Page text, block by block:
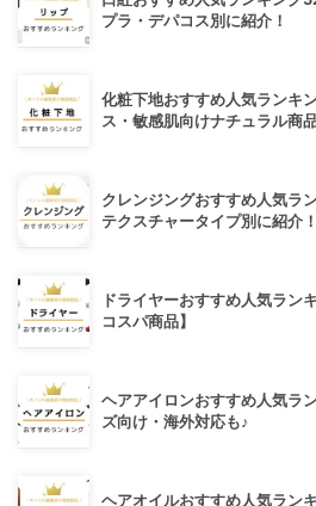
プラ・デパコス別に紹介！
化粧下地おすすめ人気ランキ
ス・敏感肌向けナチュラル商
クレンジングおすすめ人気ラ
テクスチャータイプ別に紹介！
ドライヤーおすすめ人気ラン
コスパ商品】
ヘアアイロンおすすめ人気ラ
ズ向け・海外対応も♪
ヘアオイルおすすめ人気ラン